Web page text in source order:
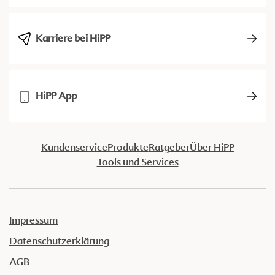
Karriere bei HiPP
HiPP App
KundenserviceProdukteRatgeberÜber HiPP
Tools und Services
Impressum
Datenschutzerklärung
AGB